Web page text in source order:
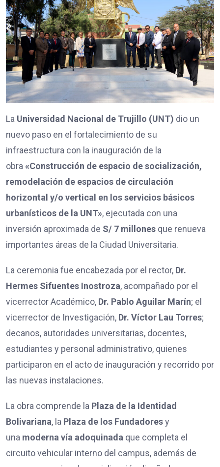
La Universidad Nacional de Trujillo (UNT) dio un
nuevo paso en el fortalecimiento de su
infraestructura con la inauguración de la
obra «Construcción de espacio de socialización,
remodelación de espacios de circulación
horizontal y/o vertical en los servicios básicos
urbanísticos de la UNT», ejecutada con una
inversión aproximada de S/ 7 millones que renueva
importantes áreas de la Ciudad Universitaria.
La ceremonia fue encabezada por el rector, Dr.
Hermes Sifuentes Inostroza, acompañado por el
vicerrector Académico, Dr. Pablo Aguilar Marín; el
vicerrector de Investigación, Dr. Víctor Lau Torres;
decanos, autoridades universitarias, docentes,
estudiantes y personal administrativo, quienes
participaron en el acto de inauguración y recorrido por
las nuevas instalaciones.
La obra comprende la Plaza de la Identidad
Bolivariana, la Plaza de los Fundadoresy
una moderna vía adoquinada que completa el
circuito vehicular interno del campus, además de